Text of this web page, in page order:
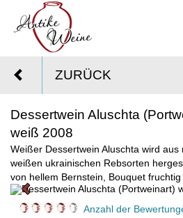
ZURÜCK
Dessertwein Aluschta
weiß 2008
Weißer Dessertwein Aluschta wird aus
weißen ukrainischen Rebsorten
von hellem Bernstein, Bouquet fruchtig
Anzahl der